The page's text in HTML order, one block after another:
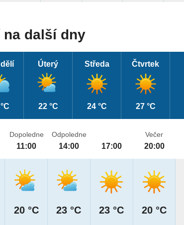
další dny
Úterý
22 °C
Středa
24 °C
Čtvrtek
27 °C
Dopoledne
11:00
20 °C
Odpoledne
14:00
23 °C
17:00
23 °C
Večer
20:00
20 °C